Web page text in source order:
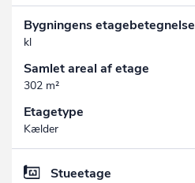
Bygningens etagebetegnelse
kl
Samlet areal af etage
302 m²
Etagetype
Kælder
Stueetage